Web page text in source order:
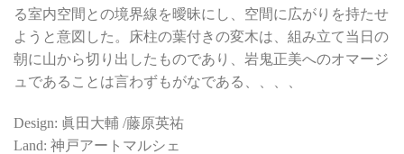
る室内空間との境界線を曖昧にし、空間に広がりを持たせ
ようと意図した。床柱の葉付きの変木は、組み立て当日の
朝に山から切り出したものであり、岩鬼正美へのオマージ
ュであることは言わずもがなである、、、、
Design: 眞田大輔 /藤原英祐
Land: 神戸アートマルシェ